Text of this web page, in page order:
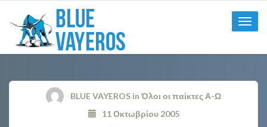
Toggle
BLUE VAYEROS in Όλοι οι παίκτες Α-Ω
11 Οκτωβρίου 2005